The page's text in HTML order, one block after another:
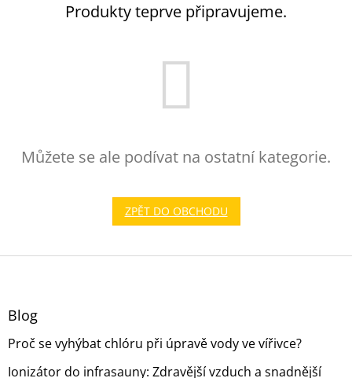
Produkty teprve připravujeme.
Můžete se ale podívat na ostatní kategorie.
ZPĚT DO OBCHODU
Z
Blog
Proč se vyhýbat chlóru při úpravě vody ve vířivce?
Ionizátor do infrasauny: Zdravější vzduch a snadnější